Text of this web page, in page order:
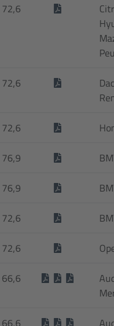
72,6
72,6
72,6
76,9
76,9
72,6
72,6
66,6
66,6